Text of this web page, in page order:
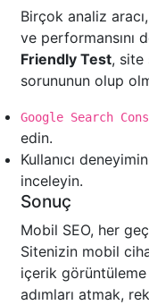
Birçok analiz
ve performansını
Friendly Test, site
sorununun olup
Google Search
edin.
Kullanıcı
inceleyin.
Sonuç
Mobil SEO, her
Sitenizin mobil
içerik görüntüleme
adımları atmak,